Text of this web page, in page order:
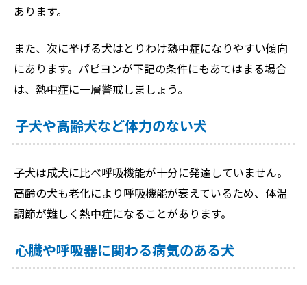
あります。
また、次に挙げる犬はとりわけ熱中症になりやすい傾向
にあります。パピヨンが下記の条件にもあてはまる場合
は、熱中症に一層警戒しましょう。
子犬や高齢犬など体力のない犬
子犬は成犬に比べ呼吸機能が十分に発達していません。
高齢の犬も老化により呼吸機能が衰えているため、体温
調節が難しく熱中症になることがあります。
心臓や呼吸器に関わる病気のある犬